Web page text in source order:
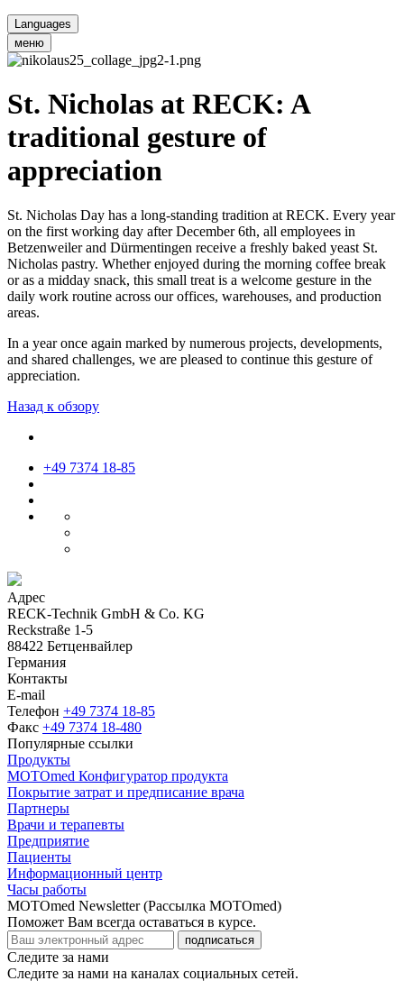
Languages
меню
St. Nicholas at RECK: A
traditional gesture of
appreciation
St. Nicholas Day has a long-standing tradition at RECK. Every year
on the first working day after December 6th, all employees in
Betzenweiler and Dürmentingen receive a freshly baked yeast St.
Nicholas pastry. Whether enjoyed during the morning coffee break
or as a midday snack, this small treat is a welcome gesture in the
daily work routine across our offices, warehouses, and production
areas.
In a year once again marked by numerous projects, developments,
and shared challenges, we are pleased to continue this gesture of
appreciation.
Назад к обзору
+49 7374 18-85
Адрес
RECK-Technik GmbH & Co. KG
Reckstraße 1-5
88422 Бетценвайлер
Германия
Контакты
E-mail
Телефон +49 7374 18-85
Факс +49 7374 18-480
Популярные ссылки
Продукты
MOTOmed Конфигуратор продукта
Покрытие затрат и предписание врача
Партнеры
Врачи и терапевты
Предприятие
Пациенты
Информационный центр
Часы работы
MOTOmed Newsletter (Рассылка MOTOmed)
Поможет Вам всегда оставаться в курсе.
подписаться
Следите за нами
Следите за нами на каналах социальных сетей.